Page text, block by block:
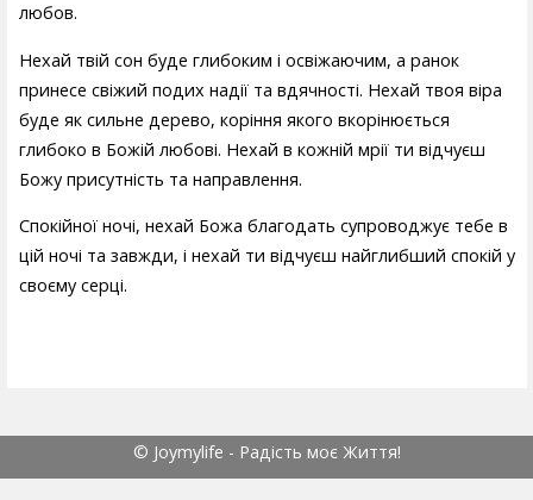
любов.
Нехай твій сон буде глибоким і освіжаючим, а ранок
принесе свіжий подих надії та вдячності. Нехай твоя віра
буде як сильне дерево, коріння якого вкорінюється
глибоко в Божій любові. Нехай в кожній мрії ти відчуєш
Божу присутність та направлення.
Спокійної ночі, нехай Божа благодать супроводжує тебе в
цій ночі та завжди, і нехай ти відчуєш найглибший спокій у
своєму серці.
© Joymylife - Радість моє Життя!